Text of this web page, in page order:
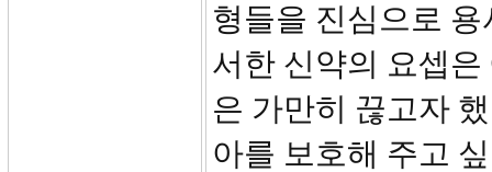
형들을 진심으로
서한 신약의 요셉
은 가만히 끊고자
아를 보호해 주고